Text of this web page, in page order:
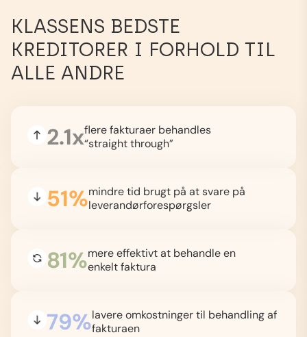
KLASSENS BEDSTE
KREDITORER I FORHOLD TIL
ALLE ANDRE
2.1xflere fakturaer behandles
“straight through”
51%mindre tid brugt på at svare på
leverandørforespørgsler
81%mere effektivt at behandle en
enkelt faktura
79%lavere omkostninger til behandling af
fakturaen